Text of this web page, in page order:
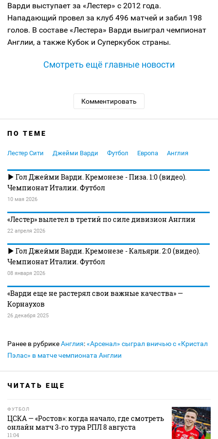
Варди выступает за «Лестер» с 2012 года.
Нападающий провел за клуб 496 матчей и забил 198
голов. В составе «Лестера» Варди выиграл чемпионат
Англии, а также Кубок и Суперкубок страны.
Смотреть ещё главные новости
Комментировать
ПО ТЕМЕ
Лестер Сити Джейми Варди Футбол Европа Англия
Гол Джейми Варди. Кремонезе - Пиза. 1:0 (видео).
Чемпионат Италии. Футбол
10 мая 2026
«Лестер» вылетел в третий по силе дивизион Англии
22 апреля 2026
Гол Джейми Варди. Кремонезе - Кальяри. 2:0 (видео).
Чемпионат Италии. Футбол
08 января 2026
«Варди еще не растерял свои важные качества» —
Корнаухов
26 декабря 2025
Ранее в рубрикеАнглия:«Арсенал» сыграл вничью с «Кристал
Пэлас» в матче чемпионата Англии
ЧИТАТЬ ЕЩЕ
ФУТБОЛ
ЦСКА — «Ростов»: когда начало, где смотреть
онлайн матч 3‑го тура РПЛ 8 августа
11:04